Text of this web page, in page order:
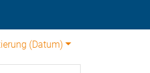
(Datum)